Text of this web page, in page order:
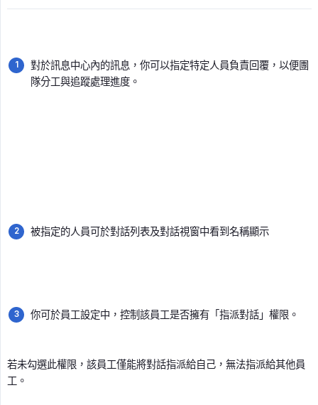
對於訊息中心內的訊息，你可以指定特定人員負責回覆，以便團
隊分工與追蹤處理進度。
被指定的人員可於對話列表及對話視窗中看到名稱顯示
你可於員工設定中，控制該員工是否擁有「指派對話」權限。
若未勾選此權限，該員工僅能將對話指派給自己，無法指派給其他員
工。